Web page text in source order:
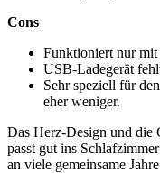
Cons
Funktioniert nur
USB-Ladegerät
Sehr speziell für
eher weniger.
Das Herz-Design und die
passt gut ins
an viele gemeinsame